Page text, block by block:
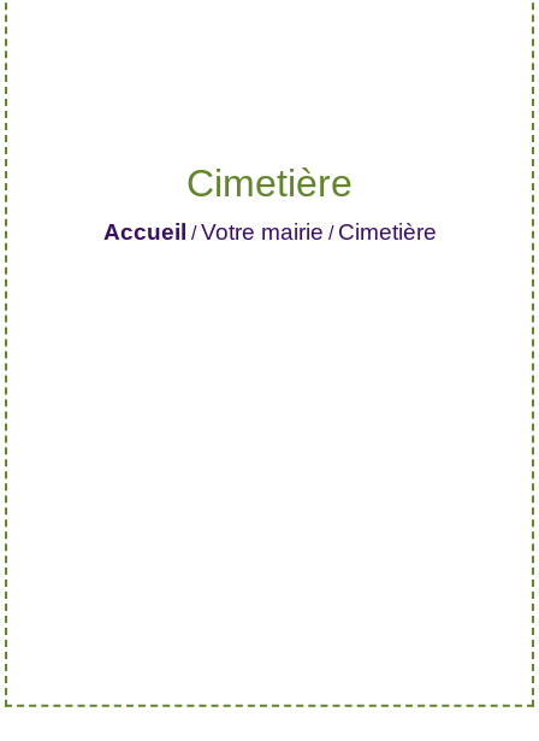
Cimetière
Accueil /Votre mairie / Cimetière